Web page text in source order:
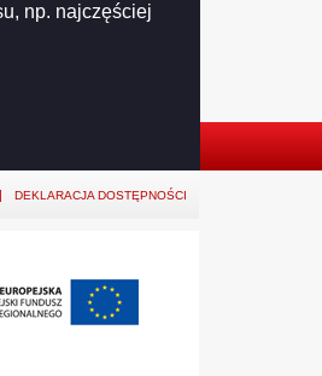
np. najczęściej
DEKLARACJA DOSTĘPNOŚCI